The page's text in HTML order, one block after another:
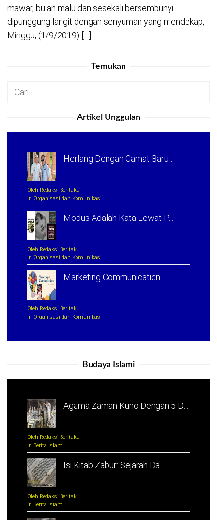
mawar, bulan malu dan sesekali bersembunyi
dipunggung langit dengan senyuman yang mendekap,
Minggu, (1/9/2019) […]
Temukan
Cari
Artikel Unggulan
Herlang Dengan Camat Baru…
Oleh Redaksi Beritaku
In Organisasi dan Komunikasi
Modus Adalah Kata Lewat P…
Oleh Redaksi Beritaku
In Organisasi dan Komunikasi
Marketing Communication: …
Oleh Redaksi Beritaku
In Organisasi dan Komunikasi
Budaya Islami
Agama Zaman Kuno Dengan 5 D…
Oleh Redaksi Beritaku
In Berita Islami
Isi Kitab Zabur: Sejarah Da…
Oleh Redaksi Beritaku
In Berita Islami